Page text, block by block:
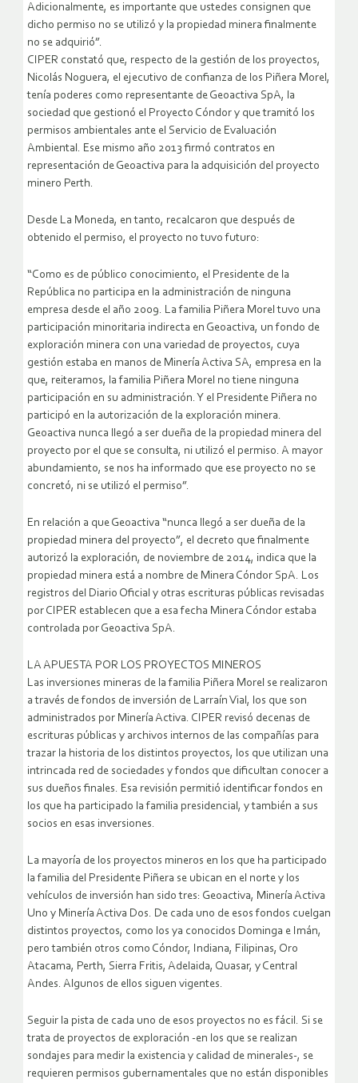
Adicionalmente, es importante que ustedes consignen que
dicho permiso no se utilizó y la propiedad minera finalmente
no se adquirió”.
CIPER constató que, respecto de la gestión de los proyectos,
Nicolás Noguera, el ejecutivo de confianza de los Piñera Morel,
tenía poderes como representante de Geoactiva SpA, la
sociedad que gestionó el Proyecto Cóndor y que tramitó los
permisos ambientales ante el Servicio de Evaluación
Ambiental. Ese mismo año 2013 firmó contratos en
representación de Geoactiva para la adquisición del proyecto
minero Perth.
Desde La Moneda, en tanto, recalcaron que después de
obtenido el permiso, el proyecto no tuvo futuro:
“Como es de público conocimiento, el Presidente de la
República no participa en la administración de ninguna
empresa desde el año 2009. La familia Piñera Morel tuvo una
participación minoritaria indirecta en Geoactiva, un fondo de
exploración minera con una variedad de proyectos, cuya
gestión estaba en manos de Minería Activa SA, empresa en la
que, reiteramos, la familia Piñera Morel no tiene ninguna
participación en su administración. Y el Presidente Piñera no
participó en la autorización de la exploración minera.
Geoactiva nunca llegó a ser dueña de la propiedad minera del
proyecto por el que se consulta, ni utilizó el permiso. A mayor
abundamiento, se nos ha informado que ese proyecto no se
concretó, ni se utilizó el permiso”.
En relación a que Geoactiva “nunca llegó a ser dueña de la
propiedad minera del proyecto”, el decreto que finalmente
autorizó la exploración, de noviembre de 2014, indica que la
propiedad minera está a nombre de Minera Cóndor SpA. Los
registros del Diario Oficial y otras escrituras públicas revisadas
por CIPER establecen que a esa fecha Minera Cóndor estaba
controlada por Geoactiva SpA.
LA APUESTA POR LOS PROYECTOS MINEROS
Las inversiones mineras de la familia Piñera Morel se realizaron
a través de fondos de inversión de Larraín Vial, los que son
administrados por Minería Activa. CIPER revisó decenas de
escrituras públicas y archivos internos de las compañías para
trazar la historia de los distintos proyectos, los que utilizan una
intrincada red de sociedades y fondos que dificultan conocer a
sus dueños finales. Esa revisión permitió identificar fondos en
los que ha participado la familia presidencial, y también a sus
socios en esas inversiones.
La mayoría de los proyectos mineros en los que ha participado
la familia del Presidente Piñera se ubican en el norte y los
vehículos de inversión han sido tres: Geoactiva, Minería Activa
Uno y Minería Activa Dos. De cada uno de esos fondos cuelgan
distintos proyectos, como los ya conocidos Dominga e Imán,
pero también otros como Cóndor, Indiana, Filipinas, Oro
Atacama, Perth, Sierra Fritis, Adelaida, Quasar, y Central
Andes. Algunos de ellos siguen vigentes.
Seguir la pista de cada uno de esos proyectos no es fácil. Si se
trata de proyectos de exploración -en los que se realizan
sondajes para medir la existencia y calidad de minerales-, se
requieren permisos gubernamentales que no están disponibles